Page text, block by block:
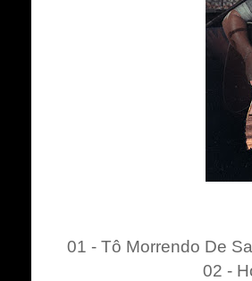
01 - Tô Morrendo De
02 -